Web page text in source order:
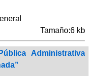
Tamaño:6 kb
Administrativa